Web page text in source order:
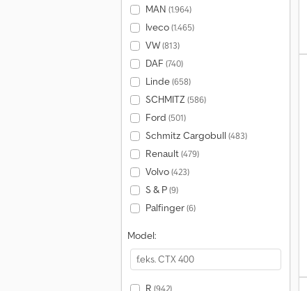
MAN (1.964)
Iveco(1.465)
VW(813)
DAF (740)
Linde(658)
SCHMITZ(586)
Ford (501)
Schmitz Cargobull (483)
Renault(479)
Volvo(423)
S & P(9)
Palfinger(6)
Model:
R (942)